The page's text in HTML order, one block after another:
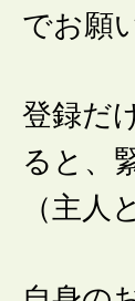
でお願
登録だ
ると、
（主